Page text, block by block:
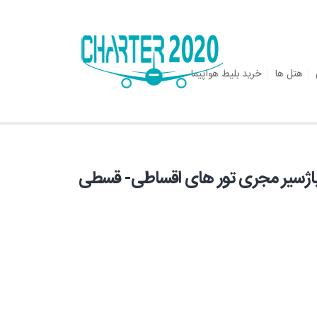
هتل ها
خرید بلیط هواپیما
پاژسیر مجری تور های اقساطی- قسطی